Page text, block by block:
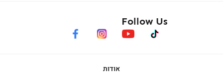
אודות
Follow Us
facebook instagram youtube tiktok